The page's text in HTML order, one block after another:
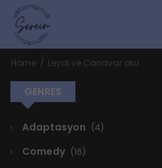
Home Leydi ve Canavar oku
GENRES
Adaptasyon (4)
Comedy (16)